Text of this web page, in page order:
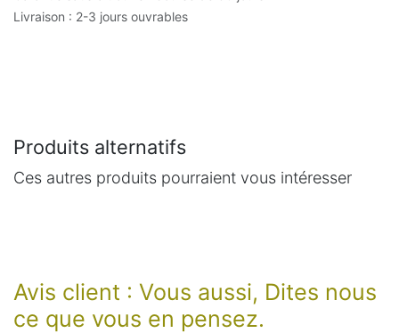
Livraison : 2-3 jours ouvrables
Produits alternatifs
Ces autres produits pourraient vous intéresser
Avis client : Vous aussi, Dites nous
ce que vous en pensez.